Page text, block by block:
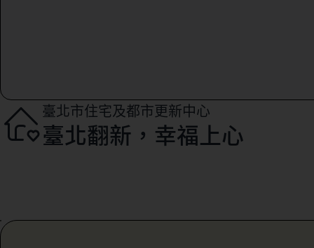
臺北市住宅及都市更新中心
臺北翻新，幸福上心